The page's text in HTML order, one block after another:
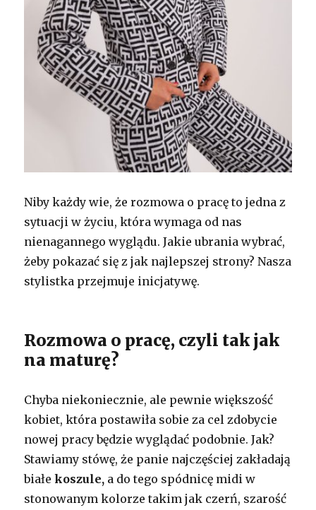
Niby każdy wie, że rozmowa o pracę to jedna z
sytuacji w życiu, która wymaga od nas
nienagannego wyglądu. Jakie ubrania wybrać,
żeby pokazać się z jak najlepszej strony? Nasza
stylistka przejmuje inicjatywę.
Rozmowa o pracę, czyli tak jak
na maturę?
Chyba niekoniecznie, ale pewnie większość
kobiet, która postawiła sobie za cel zdobycie
nowej pracy będzie wyglądać podobnie. Jak?
Stawiamy stówę, że panie najczęściej zakładają
białekoszule, a do tego spódnicę midi w
stonowanym kolorze takim jak czerń, szarość